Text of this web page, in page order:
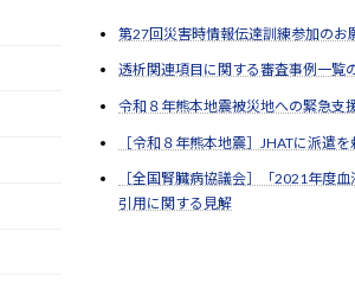
第27回災害時情報伝達訓練参加のお
透析関連項目に関する審査事例一覧
令和８年熊本地震被災地への緊急支
［令和８年熊本地震］JHATに派遣を
［全国腎臓病協議会］「2021年度
引用に関する見解